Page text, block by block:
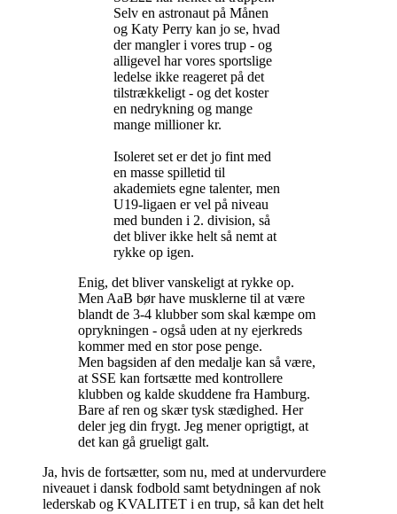
Selv en astronaut på Månen
og Katy Perry kan jo se, hvad
der mangler i vores trup - og
alligevel har vores sportslige
ledelse ikke reageret på det
tilstrækkeligt - og det koster
en nedrykning og mange
mange millioner kr.
Isoleret set er det jo fint med
en masse spilletid til
akademiets egne talenter, men
U19-ligaen er vel på niveau
med bunden i 2. division, så
det bliver ikke helt så nemt at
rykke op igen.
Enig, det bliver vanskeligt at rykke op.
Men AaB bør have musklerne til at være
blandt de 3-4 klubber som skal kæmpe om
oprykningen - også uden at ny ejerkreds
kommer med en stor pose penge.
Men bagsiden af den medalje kan så være,
at SSE kan fortsætte med kontrollere
klubben og kalde skuddene fra Hamburg.
Bare af ren og skær tysk stædighed. Her
deler jeg din frygt. Jeg mener oprigtigt, at
det kan gå grueligt galt.
Ja, hvis de fortsætter, som nu, med at undervurdere
niveauet i dansk fodbold samt betydningen af nok
lederskab og KVALITET i en trup, så kan det helt